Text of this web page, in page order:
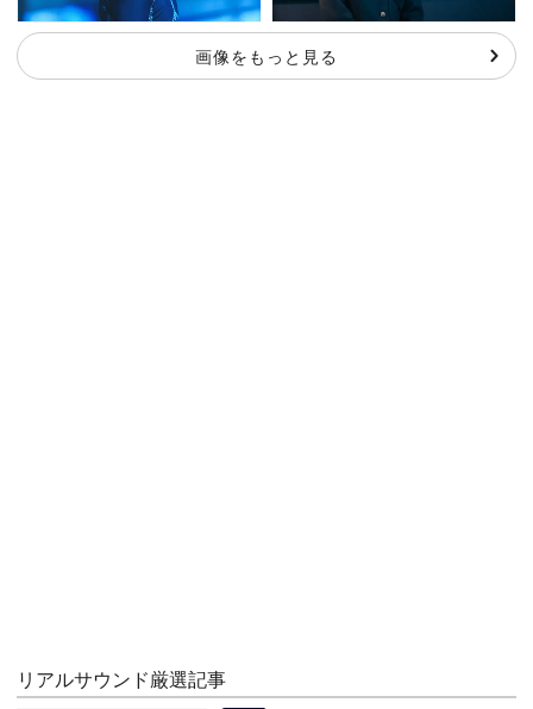
画像をもっと見る
リアルサウンド厳選記事